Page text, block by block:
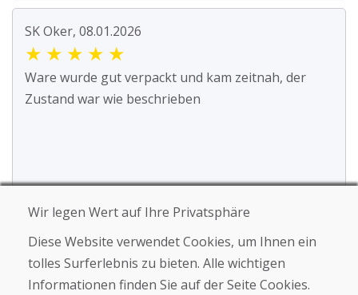
SK Oker, 08.01.2026
★ ★ ★ ★ ★
Ware wurde gut verpackt und kam zeitnah, der
Zustand war wie beschrieben
Jürgen Reinhard , 17.12.2025
★★ ★★★
Wir haben ein paar gebrauchte Ski bestellt und
Wir legen Wert auf Ihre Privatsphäre
Diese Website verwendet Cookies, um Ihnen ein
tolles Surferlebnis zu bieten. Alle wichtigen
Informationen finden Sie auf der Seite Cookies.